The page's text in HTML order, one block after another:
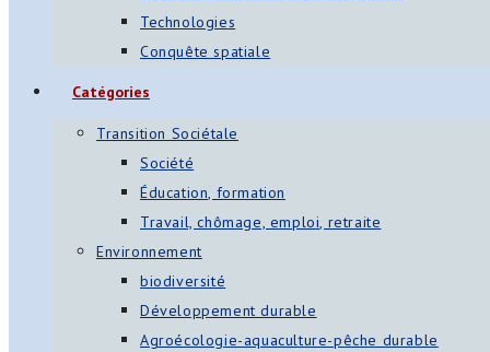
Technologies
Conquête spatiale
Catégories
Transition Sociétale
Société
Éducation, formation
Travail, chômage, emploi, retraite
Environnement
biodiversité
Développement durable
Agroécologie-aquaculture-pêche durable